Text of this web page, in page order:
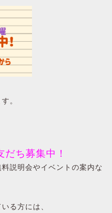
。
ち募集中！
説明会やイベントの案内な
る方には、